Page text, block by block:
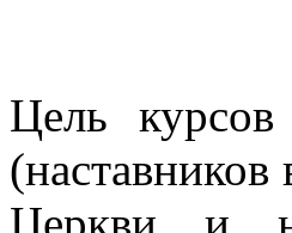
Цель курсов
Церкви и